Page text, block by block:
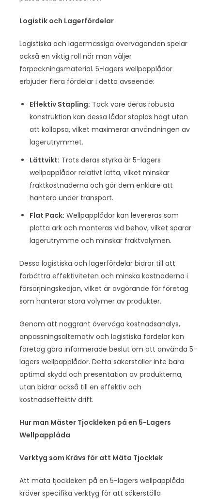
Logistik och Lagerfördelar
Logistiska och lagermässiga överväganden spelar
också en viktig roll när man väljer
förpackningsmaterial. 5-lagers wellpapplådor
erbjuder flera fördelar i detta avseende:
Effektiv Stapling: Tack vare deras robusta
konstruktion kan dessa lådor staplas högt utan
att kollapsa, vilket maximerar användningen av
lagerutrymmet.
Lättvikt: Trots deras styrka är 5-lagers
wellpapplådor relativt lätta, vilket minskar
fraktkostnaderna och gör dem enklare att
hantera under transport.
Flat Pack: Wellpapplådor kan levereras som
platta ark och monteras vid behov, vilket sparar
lagerutrymme och minskar fraktvolymen.
Dessa logistiska och lagerfördelar bidrar till att
förbättra effektiviteten och minska kostnaderna i
försörjningskedjan, vilket är avgörande för företag
som hanterar stora volymer av produkter.
Genom att noggrant överväga kostnadsanalys,
anpassningsalternativ och logistiska fördelar kan
företag göra informerade beslut om att använda 5-
lagers wellpapplådor. Detta säkerställer inte bara
optimal skydd och presentation av produkterna,
utan bidrar också till en effektiv och
kostnadseffektiv drift.
Hur man Mäster Tjockleken på en 5-Lagers
Wellpapplåda
Verktyg som Krävs för att Mäta Tjocklek
Att mäta tjockleken på en 5-lagers wellpapplåda
kräver specifika verktyg för att säkerställa